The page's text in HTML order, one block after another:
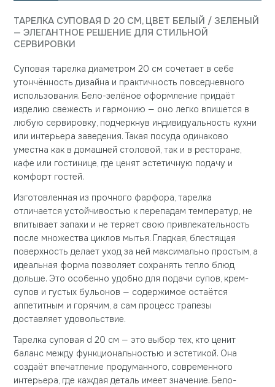
ТАРЕЛКА СУПОВАЯ D 20 СМ, ЦВЕТ БЕЛЫЙ / ЗЕЛЕНЫЙ
— ЭЛЕГАНТНОЕ РЕШЕНИЕ ДЛЯ СТИЛЬНОЙ
СЕРВИРОВКИ
Суповая тарелка диаметром 20 см сочетает в себе
утончённость дизайна и практичность повседневного
использования. Бело-зелёное оформление придаёт
изделию свежесть и гармонию — оно легко впишется в
любую сервировку, подчеркнув индивидуальность кухни
или интерьера заведения. Такая посуда одинаково
уместна как в домашней столовой, так и в ресторане,
кафе или гостинице, где ценят эстетичную подачу и
комфорт гостей.
Изготовленная из прочного фарфора, тарелка
отличается устойчивостью к перепадам температур, не
впитывает запахи и не теряет свою привлекательность
после множества циклов мытья. Гладкая, блестящая
поверхность делает уход за ней максимально простым, а
идеальная форма позволяет сохранять тепло блюд
дольше. Это особенно удобно для подачи супов, крем-
супов и густых бульонов — содержимое остаётся
аппетитным и горячим, а сам процесс трапезы
доставляет удовольствие.
Тарелка суповая d 20 см — это выбор тех, кто ценит
баланс между функциональностью и эстетикой. Она
создаёт впечатление продуманного, современного
интерьера, где каждая деталь имеет значение. Бело-